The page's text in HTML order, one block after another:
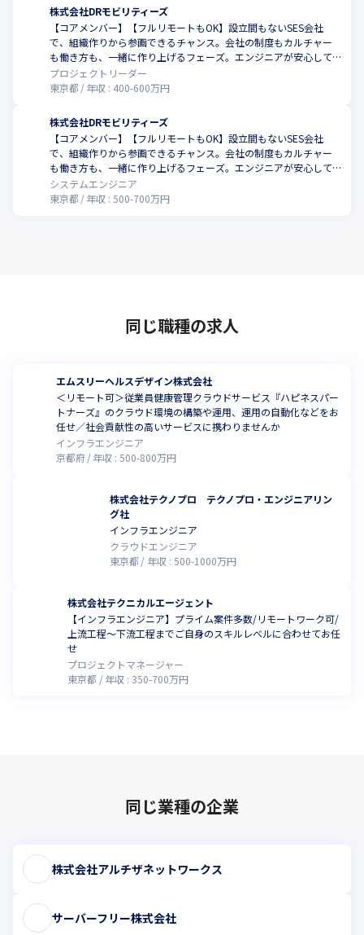
株式会社DRモビリティーズ
【コアメンバー】【フルリモートもOK】設立間もないSES会社
で、組織作りから参画できるチャンス。会社の制度もカルチャー
も働き方も、一緒に作り上げるフェーズ。エンジニアが安心して
快適に働ける会社を実現しましょう！
プロジェクトリーダー
東京都
年収 : 400-600万円
株式会社DRモビリティーズ
【コアメンバー】【フルリモートもOK】設立間もないSES会社
で、組織作りから参画できるチャンス。会社の制度もカルチャー
も働き方も、一緒に作り上げるフェーズ。エンジニアが安心して
快適に働ける会社を実現しましょう！
システムエンジニア
東京都
年収 :500-700万円
同じ職種の求人
エムスリーヘルスデザイン株式会社
＜リモート可＞従業員健康管理クラウドサービス『ハピネスパー
トナーズ』のクラウド環境の構築や運用、運用の自動化などをお
任せ／社会貢献性の高いサービスに携わりませんか
インフラエンジニア
京都府
年収 :500-800万円
株式会社テクノプロ テクノプロ・エンジニアリン
グ社
インフラエンジニア
クラウドエンジニア
東京都
年収 : 500-1000万円
株式会社テクニカルエージェント
【インフラエンジニア】プライム案件多数/リモートワーク可/
上流工程～下流工程までご自身のスキルレベルに合わせてお任
せ
プロジェクトマネージャー
東京都
年収 : 350-700万円
同じ業種の企業
株式会社アルチザネットワークス
サーバーフリー株式会社